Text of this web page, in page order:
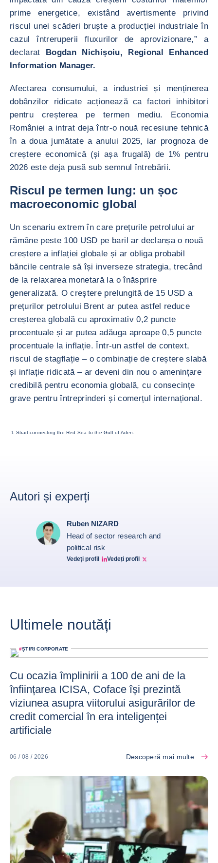
prime energetice, existând avertismente privind
riscul unei scăderi bruște a producției industriale în
cazul întreruperii fluxurilor de aprovizionare,” a
declarat Bogdan Nichișoiu, Regional Enhanced
Information Manager.
Afectarea consumului, a industriei și menținerea
dobânzilor ridicate acționează ca factori inhibitori
pentru creșterea pe termen mediu. Economia
României a intrat deja într-o nouă recesiune tehnică
în a doua jumătate a anului 2025, iar prognoza de
creștere economică (și așa frugală) de 1% pentru
2026 este deja pusă sub semnul întrebării.
Riscul pe termen lung: un șoc
macroeconomic global
Un scenariu extrem în care prețurile petrolului ar
rămâne peste 100 USD pe baril ar declanșa o nouă
creștere a inflației globale și ar obliga probabil
băncile centrale să își inverseze strategia, trecând
de la relaxarea monetară la o înăsprire
generalizată. O creștere prelungită de 15 USD a
prețurilor petrolului Brent ar putea astfel reduce
creșterea globală cu aproximativ 0,2 puncte
procentuale și ar putea adăuga aproape 0,5 puncte
procentuale la inflație. Într-un astfel de context,
riscul de stagflație – o combinație de creștere slabă
și inflație ridicată – ar deveni din nou o amenințare
credibilă pentru economia globală, cu consecințe
grave pentru întreprinderi și comerțul internațional.
1 Strait connecting the Red Sea to the Gulf of Aden.
Autori și experți
Ruben NIZARD
Head of sector research and
political risk
Vedeți profil
Ruben Nizard linkedin
Vedeți profil
Ruben Nizard twitter
Ultimele noutăți
#ȘTIRI CORPORATE
Cu ocazia împlinirii a 100 de ani de la
înființarea ICISA, Coface își prezintă
viziunea asupra viitorului asigurărilor de
credit comercial în era inteligenței
artificiale
06 / 08 / 2026 Descoperă mai multe